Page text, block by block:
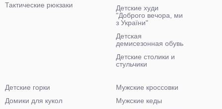
Тактические рюкзаки
Детские худи
"Доброго вечора, ми
з України"
Детская
демисезонная обувь
Детские столики и
стульчики
Детские горки
Домики для кукол
Мужские кроссовки
Мужские кеды